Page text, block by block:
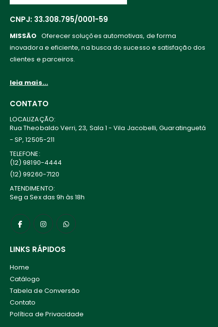
CNPJ: 33.308.795/0001-59
MISSÃO Oferecer soluções automotivas, de forma
inovadora e eficiente, na busca do sucesso e satisfação dos
clientes e parceiros.
leia mais...
CONTATO
LOCALIZAÇÃO:
Rua Theobaldo Verri, 23, Sala 1 - Vila Jacobelli, Guaratinguetá
- SP, 12505-211
TELEFONE:
(12) 98190-4444
(12) 99260-7120
ATENDIMENTO:
Seg a Sex das 9h às 18h
LINKS RÁPIDOS
Home
Catálogo
Tabela de Conversão
Contato
Política de Privacidade